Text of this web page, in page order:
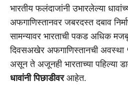
भारतीय फलंदाजांनी उभारलेल्या
अफगाणिस्तानवर जबरदस्त दबाव
सामन्यावर भारताची पकड अधिक
दिवसअखेर अफगाणिस्तानची अवस्था
असून ते अजूनही भारताच्या पहिल्या
धावांनी पिछाडीवरआहेत.